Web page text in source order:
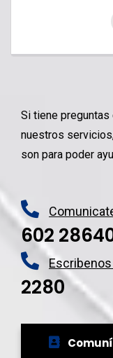
Si tiene
nuestros
son para poder
602
Escribenos
2280